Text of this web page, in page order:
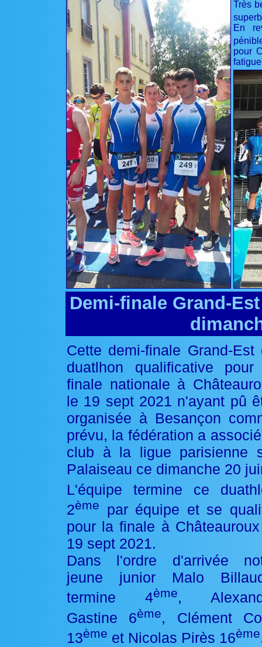
Très
En
pour
Demi-finale Grand-
Cette demi-finale Grand-Est
duatlhon qualificative
finale nationale à
le 19 sept 2021 n'ayant pû
organisée à Besançon
prévu, la fédération a
club à la ligue parisienne
Palaiseau ce dimanche 20
L'équipe termine ce
2ème
par équipe et se
pour la finale à
19 sept 2021.
Dans l'ordre d'arrivée
jeune junior Malo
termine 4ème,
Gastine 6ème, Clément
13ème et Nicolas Pirès 16ème